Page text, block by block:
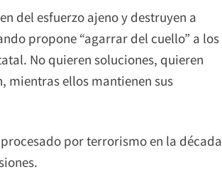
del esfuerzo ajeno y destruyen a
propone “agarrar del cuello” a los
No quieren soluciones, quieren
mientras ellos mantienen sus
por terrorismo en la década